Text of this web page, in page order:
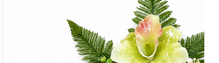
Cuore con fiori
Cuore con dedica
CENTROTAVOLA